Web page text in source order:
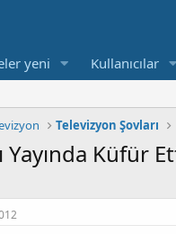
yeni Kullanıcılar
Televizyon Şovları
Küfür